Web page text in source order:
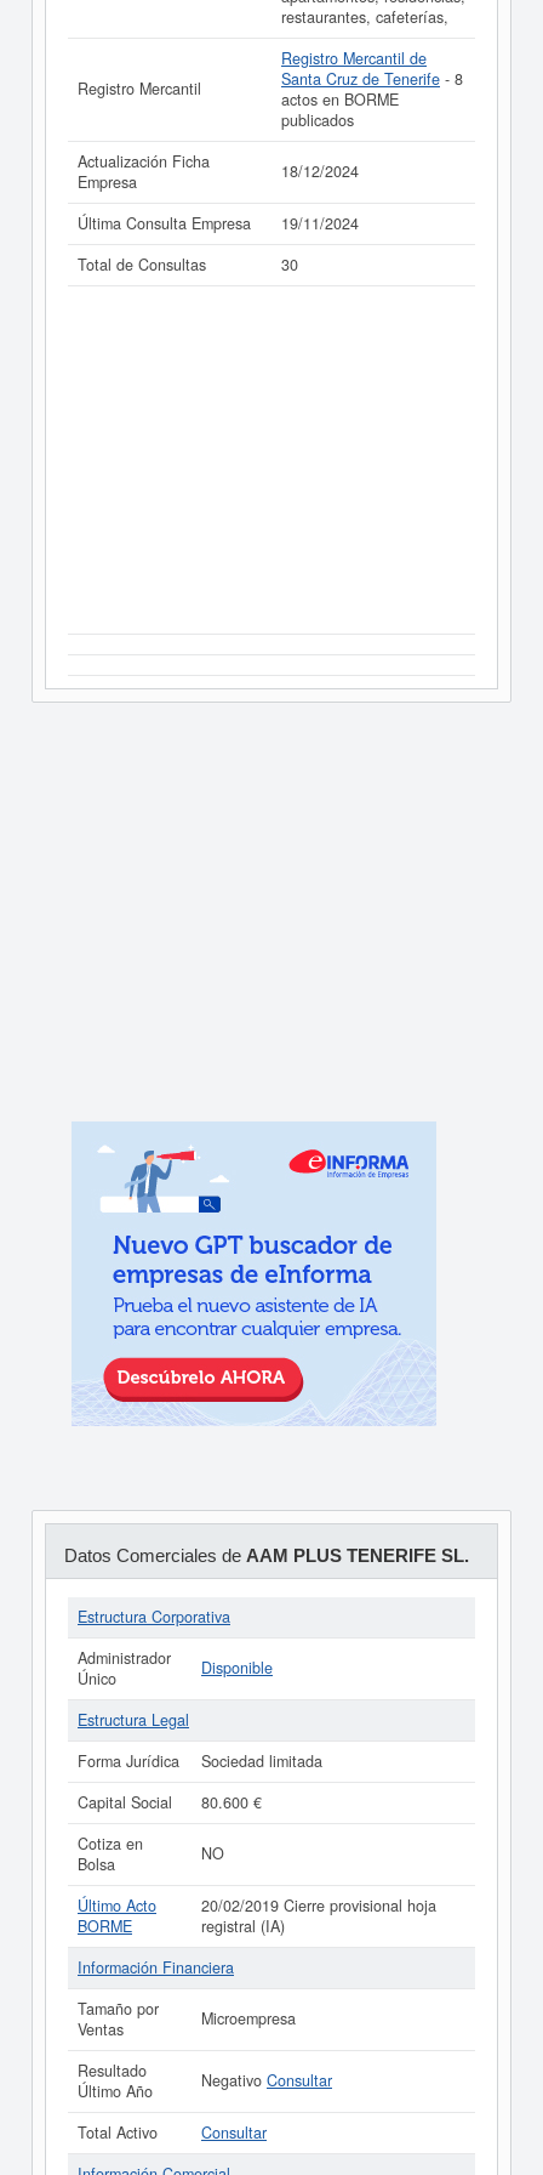
restaurantes, cafeterías,
Registro Mercantil
Registro Mercantil de
Santa Cruz de Tenerife - 8
actos en BORME
publicados
Actualización Ficha
Empresa
18/12/2024
Última Consulta Empresa
19/11/2024
Total de Consultas
30
Datos Comerciales de AAM PLUS TENERIFE SL.
Estructura Corporativa
Administrador
Único
Disponible
Estructura Legal
Forma Jurídica
Sociedad limitada
Capital Social
80.600 €
Cotiza en
Bolsa
NO
Último Acto
BORME
20/02/2019 Cierre provisional hoja
registral (IA)
Información Financiera
Tamaño por
Ventas
Microempresa
Resultado
Último Año
Negativo Consultar
Total Activo
Consultar